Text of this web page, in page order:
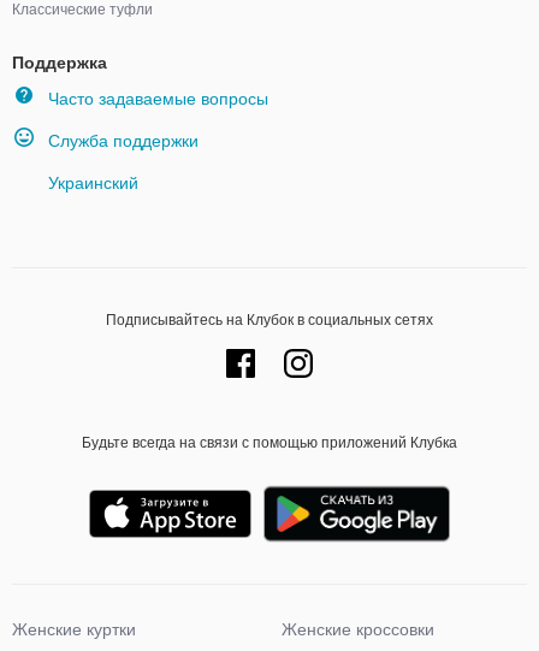
Классические туфли
Поддержка
Часто задаваемые вопросы
Служба поддержки
Украинский
Подписывайтесь на Клубок в социальных сетях
Будьте всегда на связи с помощью приложений Клубка
Женские куртки
Женские кроссовки